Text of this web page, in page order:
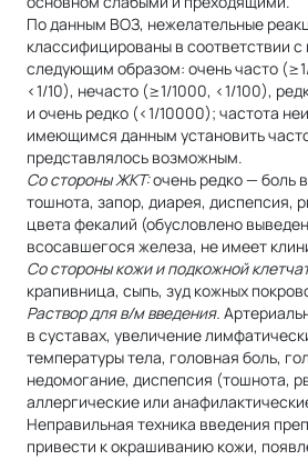
По данным ВОЗ, нежелательные
классифицированы в соответствии с
следующим образом: очень часто
<1/10), нечасто (≥1/1000, <1/100),
и очень редко (<1/10000); частота
имеющимся данным установить
представлялось возможным.
Со стороны ЖКТ:очень редко — боль
тошнота, запор, диарея, диспепсия,
цвета фекалий (обусловлено
всосавшегося железа, не имеет
Со стороны кожи и подкожной
крапивница, сыпь, зуд кожных
Раствор для в/м введения.
в суставах, увеличение
температуры тела, головная боль,
недомогание, диспепсия (тошнота,
аллергические или
Неправильная техника введения
привести к окрашиванию кожи,